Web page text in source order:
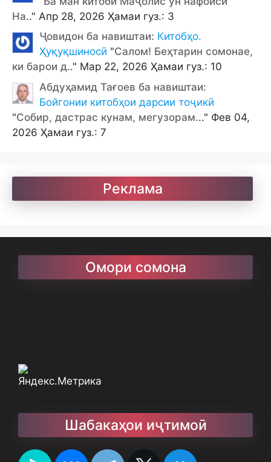
На.." Апр 28, 2026 Ҳамаи гуз.: 3
Ҷовидон ба навиштаи: Китобҳо.
Ҳуқуқшиносӣ "Салом! Беҳтарин сомонае,
ки барои д.." Мар 22, 2026 Ҳамаи гуз.: 10
Абдуҳамид Тағоев ба навиштаи:
Бойгонии китобҳои дарсии тоҷикӣ
"Собир, дастрас кунам, мегузорам..." Фев 04,
2026 Ҳамаи гуз.: 7
Реклама
Омори сомона
Шабакаҳои иҷтимоӣ